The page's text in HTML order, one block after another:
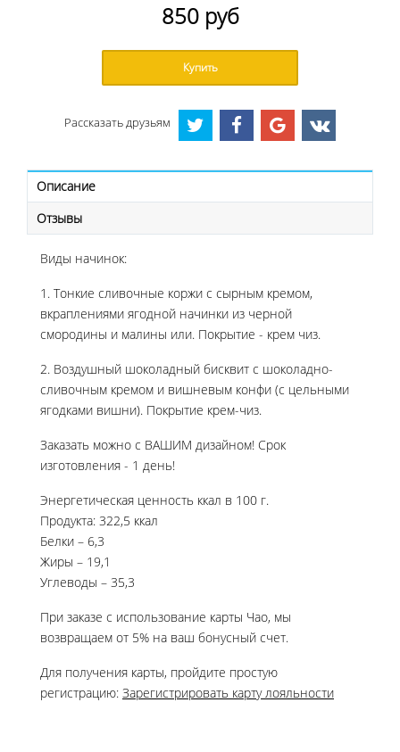
850 руб
Купить
Рассказать друзьям
Описание
Отзывы
Виды начинок:
1. Тонкие сливочные коржи с сырным кремом,
вкраплениями ягодной начинки из черной
смородины и малины или. Покрытие - крем чиз.
2. Воздушный шоколадный бисквит с шоколадно-
сливочным кремом и вишневым конфи (с цельными
ягодками вишни). Покрытие крем-чиз.
Заказать можно с ВАШИМ дизайном! Срок
изготовления - 1 день!
Энергетическая ценность ккал в 100 г.
Продукта: 322,5 ккал
Белки – 6,3
Жиры – 19,1
Углеводы – 35,3
При заказе с использование карты Чао, мы
возвращаем от 5% на ваш бонусный счет.
Для получения карты, пройдите простую
регистрацию: Зарегистрировать карту лояльности